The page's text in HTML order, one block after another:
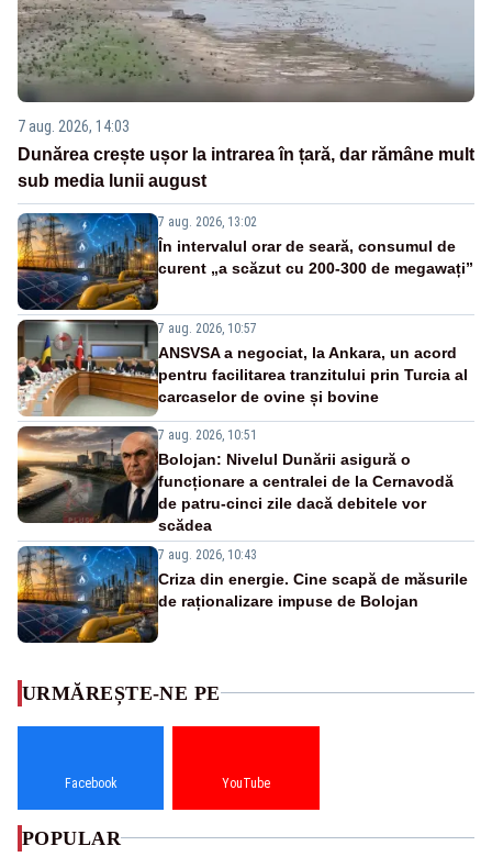
7 aug. 2026, 14:03
Dunărea crește ușor la intrarea în țară, dar rămâne mult
sub media lunii august
7 aug. 2026, 13:02
În intervalul orar de seară, consumul de
curent „a scăzut cu 200-300 de megawați”
7 aug. 2026, 10:57
ANSVSA a negociat, la Ankara, un acord
pentru facilitarea tranzitului prin Turcia al
carcaselor de ovine și bovine
7 aug. 2026, 10:51
Bolojan: Nivelul Dunării asigură o
funcționare a centralei de la Cernavodă
de patru-cinci zile dacă debitele vor
scădea
7 aug. 2026, 10:43
Criza din energie. Cine scapă de măsurile
de raționalizare impuse de Bolojan
URMĂREȘTE-NE PE
Facebook YouTube
POPULAR